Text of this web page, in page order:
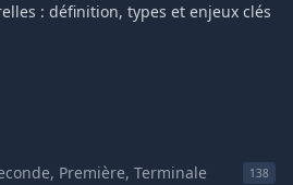
: définition, types et enjeux clés
Première, Terminale 138